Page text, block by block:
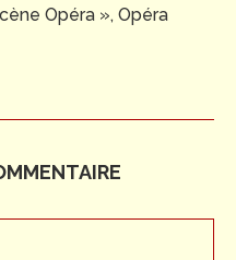
Opéra », Opéra